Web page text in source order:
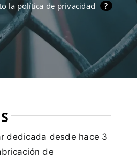
la política de privacidad ?
dedicada desde hace 3
de